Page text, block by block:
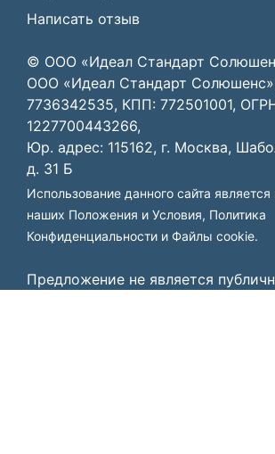
Написать отзыв
© ООО «Идеал Стандарт
ООО «Идеал Стандарт
7736342535, КПП: 772501001,
1227700443266,
Юр. адрес: 115162, г. Москва,
д. 31 Б
Использование данного сайта
наших Положения и Условия, Политика
Конфиденциальности и Файлы cookie.
Предложение не является